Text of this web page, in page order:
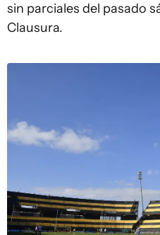
sin parciales del pasado
Clausura.